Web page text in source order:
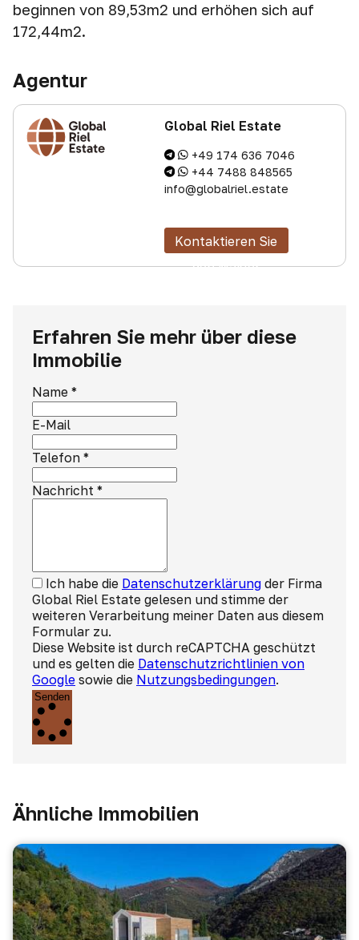
beginnen von 89,53m2 und erhöhen sich auf
172,44m2.
Agentur
Global Riel Estate
+49 174 636 7046
+44 7488 848565
info@globalriel.estate
Kontaktieren Sie
den Makler
Erfahren Sie mehr über diese
Immobilie
Name *
E-Mail
Telefon *
Nachricht *
Ich habe die Datenschutzerklärung der Firma
Global Riel Estate gelesen und stimme der
weiteren Verarbeitung meiner Daten aus diesem
Formular zu.
Diese Website ist durch reCAPTCHA geschützt
und es gelten die Datenschutzrichtlinien von
Google sowie die Nutzungsbedingungen.
Senden
Ähnliche Immobilien